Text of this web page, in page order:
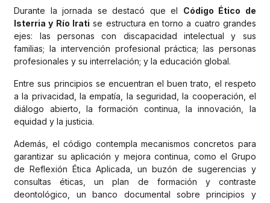
Durante la jornada se destacó que el Código Ético de
Isterria y Río Irati se estructura en torno a cuatro grandes
ejes: las personas con discapacidad intelectual y sus
familias; la intervención profesional práctica; las personas
profesionales y su interrelación; y la educación global.
Entre sus principios se encuentran el buen trato, el respeto
a la privacidad, la empatía, la seguridad, la cooperación, el
diálogo abierto, la formación continua, la innovación, la
equidad y la justicia.
Además, el código contempla mecanismos concretos para
garantizar su aplicación y mejora continua, como el Grupo
de Reflexión Ética Aplicada, un buzón de sugerencias y
consultas éticas, un plan de formación y contraste
deontológico, un banco documental sobre principios y